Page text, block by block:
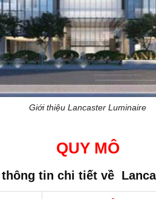
Giới thiệu Lancaster Luminaire
QUY MÔ
tin chi tiết về